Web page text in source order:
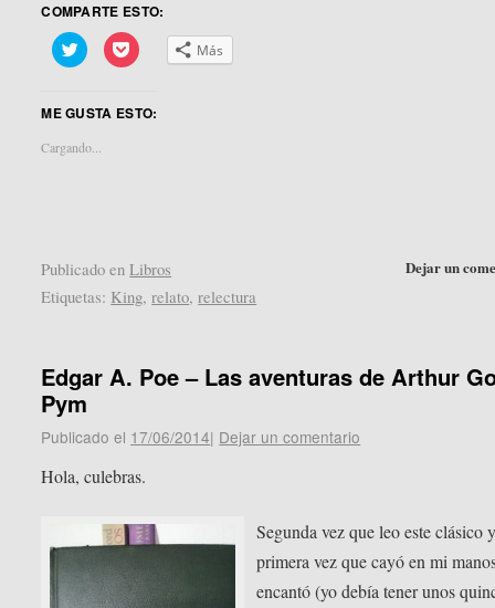
COMPARTE ESTO:
Haz
clic
Twitter
abre
en
Haz
clic
Pocket
Más
ME GUSTA ESTO:
Cargando...
Dejar un
Publicado en Libros
Etiquetas: King,relato,relectura
Edgar A. Poe – Las aventuras de Arthur
Pym
Publicado el 17/06/2014| Dejar un comentario
Hola, culebras.
Segunda vez que leo este clásico
primera vez que cayó en mi
encantó (yo debía tener unos